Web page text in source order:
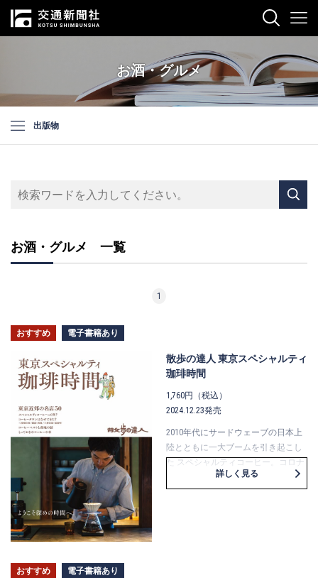
お酒・グルメ
出版物
お酒・グルメ 一覧
1
おすすめ 電子書籍あり
散歩の達人 東京スペシャルティ
珈琲時間
1,760円（税込）
2024.12.23発売
2010年代にサードウェーブの日本上
陸とともに一大ブームを引き起こし
た スペシャルティコーヒー。コロナ
禍を経て、現状どのようになってい
るのか？ 季刊雑誌『珈琲時間』のス
詳しく見る
おすすめ 電子書籍あり